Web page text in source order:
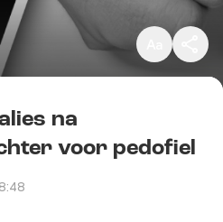
na
voor pedofiel